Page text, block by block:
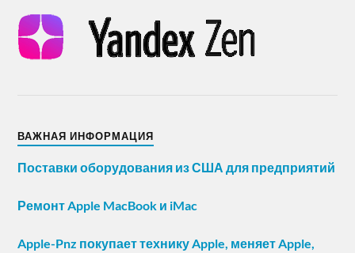
ВАЖНАЯ ИНФОРМАЦИЯ
Поставки оборудования из США для предприятий
Ремонт Apple MacBook и iMac
Apple-Pnz покупает технику Apple, меняет Apple,